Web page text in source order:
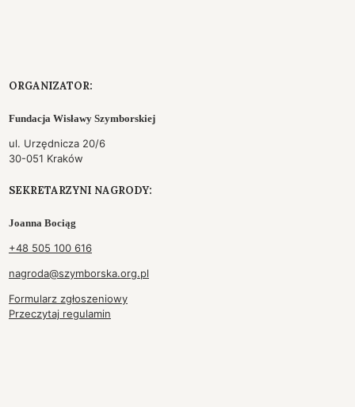
ORGANIZATOR:
Fundacja Wisławy Szymborskiej
ul. Urzędnicza 20/6
30-051 Kraków
SEKRETARZYNI NAGRODY:
Joanna Bociąg
+48 505 100 616
nagroda@szymborska.org.pl
Formularz zgłoszeniowy
Przeczytaj regulamin